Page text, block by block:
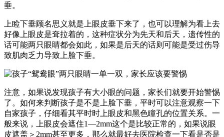
垂。
上睑下垂顾名思义就是上眼皮垂下来了，也可以理解为看上去
好像上眼皮是耷拉着的，这种症状分为先天和后天，遗传性的
话可能两只眼睛都会如此，如果是后天的话则可能是受过伤导
致肌肉乏力导致上脸下垂。
注意，如果说发现孩子有大小眼的问题，家长们就要开始警惕
了。如何来判断孩子是不是上脸下垂，平时可以注意观察一下
自家孩子，仔细看其平时时上眼皮和黑色瞳孔的位置关系。一
般来说，上眼皮会遮住1—2mm这个是比较正常的，如果说眼
皮遮盖＞2mm甚至更多，那么就最好去医院检查一下看是否是